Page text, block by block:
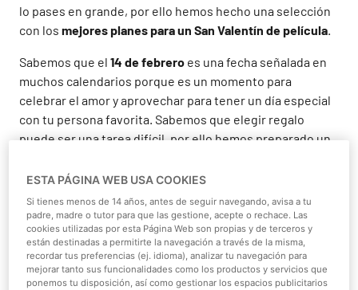
lo pases en grande, por ello hemos hecho una selección
con los mejores planes para un San Valentín de película.
Sabemos que el 14 de febrero es una fecha señalada en
muchos calendarios porque es un momento para
celebrar el amor y aprovechar para tener un día especial
con tu persona favorita. Sabemos que elegir regalo
puede ser una tarea difícil, por ello hemos preparado un
tengas de qué preocuparte. Estamos seguros de que
con estas ideas sorprenderás a esa persona especial en
el día del amor. ¿Quieres saber más? ¡Pues sigue leyendo!
Ideas de regalos para San
Valentín
ESTA PÁGINA WEB USA COOKIES
Si tienes menos de 14 años, antes de seguir navegando, avisa a tu
padre, madre o tutor para que las gestione, acepte o rechace. Las
cookies utilizadas por esta Página Web son propias y de terceros y
están destinadas a permitirte la navegación a través de la misma,
recordar tus preferencias (ej. idioma), analizar tu navegación para
mejorar tanto sus funcionalidades como los productos y servicios que
ponemos tu disposición, así como gestionar los espacios publicitarios